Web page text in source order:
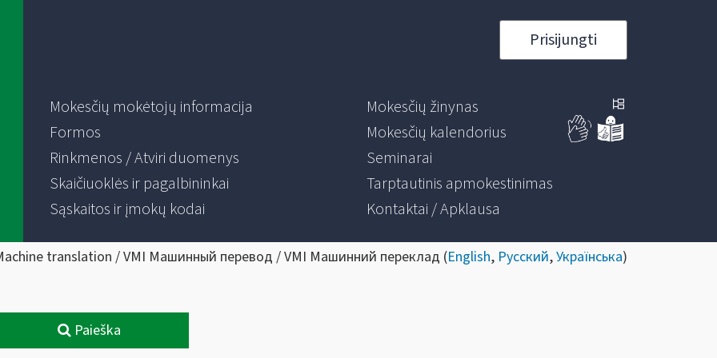
Prisijungti
Mokesčių mokėtojų informacija
Formos
Rinkmenos / Atviri duomenys
Skaičiuoklės ir pagalbininkai
Sąskaitos ir įmokų kodai
Mokesčių žinynas
Mokesčių kalendorius
Seminarai
Tarptautinis apmokestinimas
Kontaktai / Apklausa
translation / VMI Машинный перевод / VMI Машинний переклад (English, Русский,Українська)
Paieška